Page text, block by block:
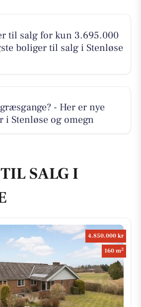
til salg for kun 3.695.000
boliger til salg i Stenløse
- Her er nye
Stenløse og omegn
SALG I
4.850.000 kr
160 m2